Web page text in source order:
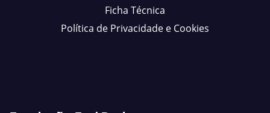
Ficha Técnica
Política de Privacidade e Cookies